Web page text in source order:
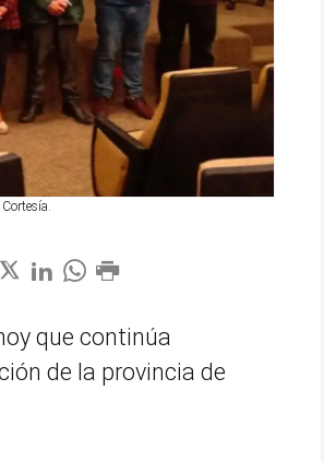
que continúa
de la provincia de